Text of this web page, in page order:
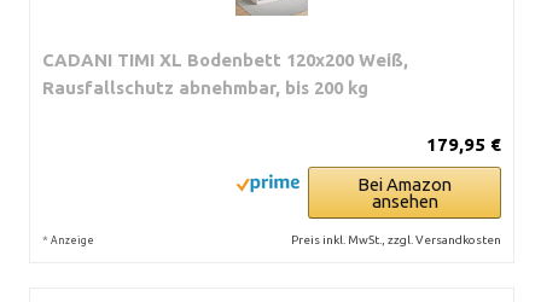
CADANI TIMI XL Bodenbett 120x200 Weiß,
Rausfallschutz abnehmbar, bis 200 kg
179,95 €
Bei Amazon
ansehen
* Anzeige Preis inkl. MwSt., zzgl. Versandkosten